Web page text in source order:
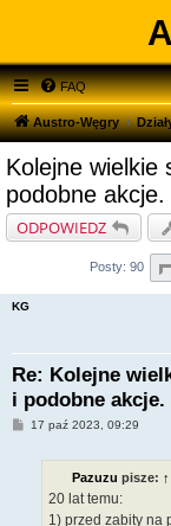
FAQ
Austro-Węgry
Kolejne wielkie
podobne akcje.
ODPOWIEDZ
Posty: 90
KG
Re: Kolejne
i podobne akcje.
P17 paź 2023, 09:29
Pazuzu pisze: ↑
20 lat temu:
1) przed zabity na